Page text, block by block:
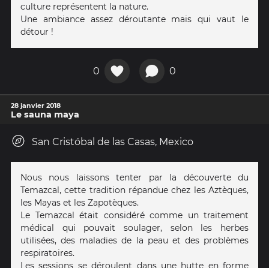
culture représentent la nature.
Une ambiance assez déroutante mais qui vaut le
détour !
0 0
28 janvier 2018
Le sauna maya
San Cristóbal de las Casas, Mexico
Nous nous laissons tenter par la découverte du
Temazcal, cette tradition répandue chez les Aztèques,
les Mayas et les Zapotèques.
Le Temazcal était considéré comme un traitement
médical qui pouvait soulager, selon les herbes
utilisées, des maladies de la peau et des problèmes
respiratoires.
Les sessions se déroulent dans une hutte en forme